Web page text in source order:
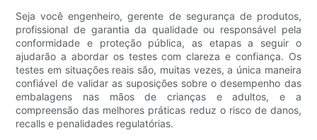
Seja você engenheiro, gerente de segurança de produtos,
profissional de garantia da qualidade ou responsável pela
conformidade e proteção pública, as etapas a seguir o
ajudarão a abordar os testes com clareza e confiança. Os
testes em situações reais são, muitas vezes, a única maneira
confiável de validar as suposições sobre o desempenho das
embalagens nas mãos de crianças e adultos, e a
compreensão das melhores práticas reduz o risco de danos,
recalls e penalidades regulatórias.